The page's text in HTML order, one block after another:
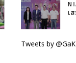
เ
Tweets by